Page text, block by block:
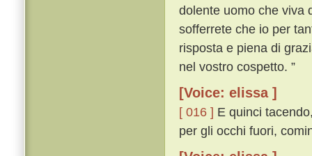
dolente uomo che viva
sofferrete che io per
risposta e piena di
nel vostro cospetto. ”
[Voice: elissa ]
[ 016 ] E quinci
per gli occhi fuori,